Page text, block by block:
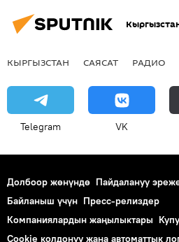
КЫРГЫЗСТАН САЯСАТ РАДИО
Telegram VK
Долбоор жөнүндө Пайдалануу
Байланыш үчүн Пресс-релиздер
Компаниялардын жаңылыктары
Cookie колдонуу жана автоматтык